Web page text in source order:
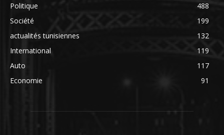
Politique
488
Société
199
actualités tunisiennes
132
International
119
Auto
117
Economie
91